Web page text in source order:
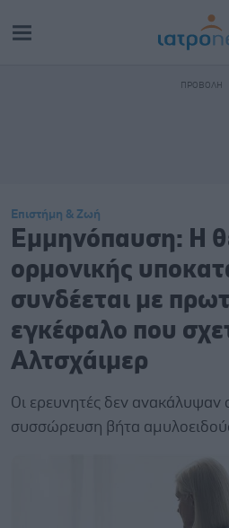
Επιστήμη & Ζωή
Εμμηνόπαυση: Η
ορμονικής
συνδέεται με
εγκέφαλο που
Αλτσχάιμερ
Οι ερευνητές δεν ανακάλυψαν
συσσώρευση βήτα